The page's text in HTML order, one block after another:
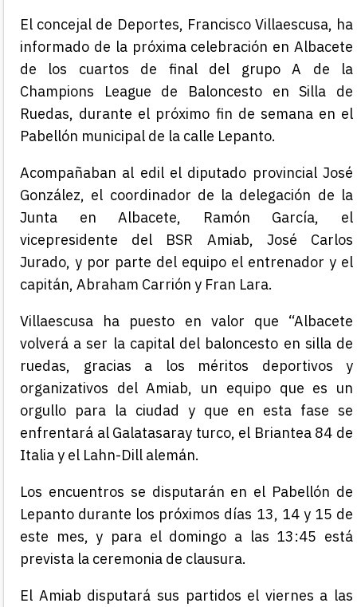
El concejal de Deportes, Francisco Villaescusa, ha
informado de la próxima celebración en Albacete
de los cuartos de final del grupo A de la
Champions League de Baloncesto en Silla de
Ruedas, durante el próximo fin de semana en el
Pabellón municipal de la calle Lepanto.
Acompañaban al edil el diputado provincial José
González, el coordinador de la delegación de la
Junta en Albacete, Ramón García, el
vicepresidente del BSR Amiab, José Carlos
Jurado, y por parte del equipo el entrenador y el
capitán, Abraham Carrión y Fran Lara.
Villaescusa ha puesto en valor que “Albacete
volverá a ser la capital del baloncesto en silla de
ruedas, gracias a los méritos deportivos y
organizativos del Amiab, un equipo que es un
orgullo para la ciudad y que en esta fase se
enfrentará al Galatasaray turco, el Briantea 84 de
Italia y el Lahn-Dill alemán.
Los encuentros se disputarán en el Pabellón de
Lepanto durante los próximos días 13, 14 y 15 de
este mes, y para el domingo a las 13:45 está
prevista la ceremonia de clausura.
El Amiab disputará sus partidos el viernes a las